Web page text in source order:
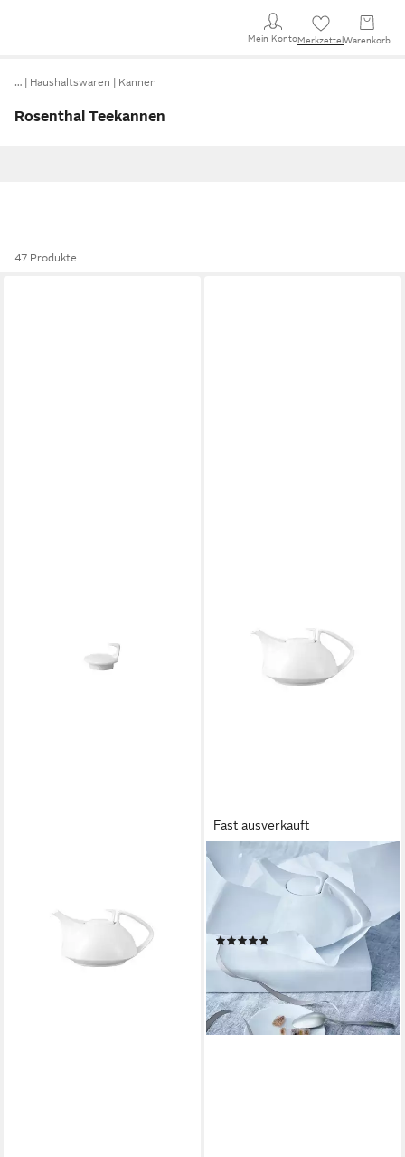
Mein KontoMerkzettel Warenkorb
… Haushaltswaren Kannen
Rosenthal Teekannen
47 Produkte
Fast ausverkauft
ROSENTHAL
Kanne Rosenthal Tac Weiss
Teekanne 0,60 l, 600 l,
ab 70,29 € UVP 99,00 €
-29%
lieferbar - in 2-3 Werktagen bei dir